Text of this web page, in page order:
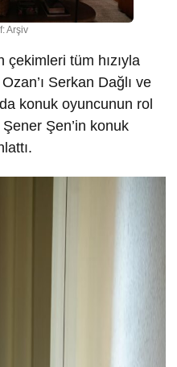
Arşiv
tüm hızıyla
Serkan Dağlı ve
konuk oyuncunun rol
Şen’in konuk